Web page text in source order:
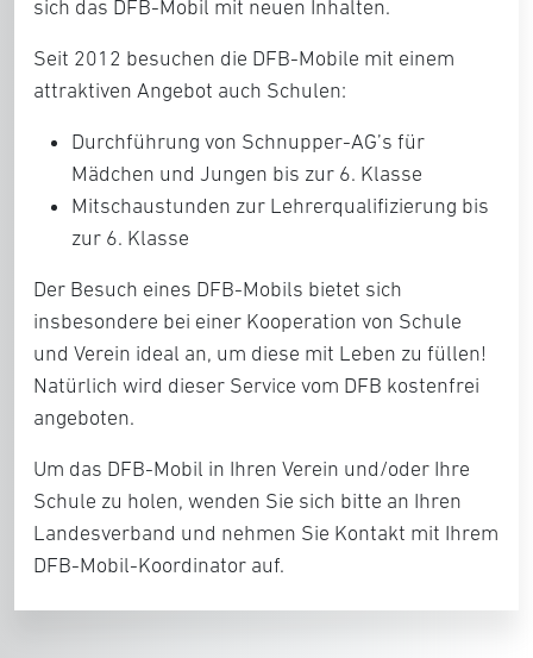
sich das DFB-Mobil mit neuen Inhalten.
Seit 2012 besuchen die DFB-Mobile mit einem
attraktiven Angebot auch Schulen:
Durchführung von Schnupper-AG’s für
Mädchen und Jungen bis zur 6. Klasse
Mitschaustunden zur Lehrerqualifizierung bis
zur 6. Klasse
Der Besuch eines DFB-Mobils bietet sich
insbesondere bei einer Kooperation von Schule
und Verein ideal an, um diese mit Leben zu füllen!
Natürlich wird dieser Service vom DFB kostenfrei
angeboten.
Um das DFB-Mobil in Ihren Verein und/oder Ihre
Schule zu holen, wenden Sie sich bitte an Ihren
Landesverband und nehmen Sie Kontakt mit Ihrem
DFB-Mobil-Koordinator auf.